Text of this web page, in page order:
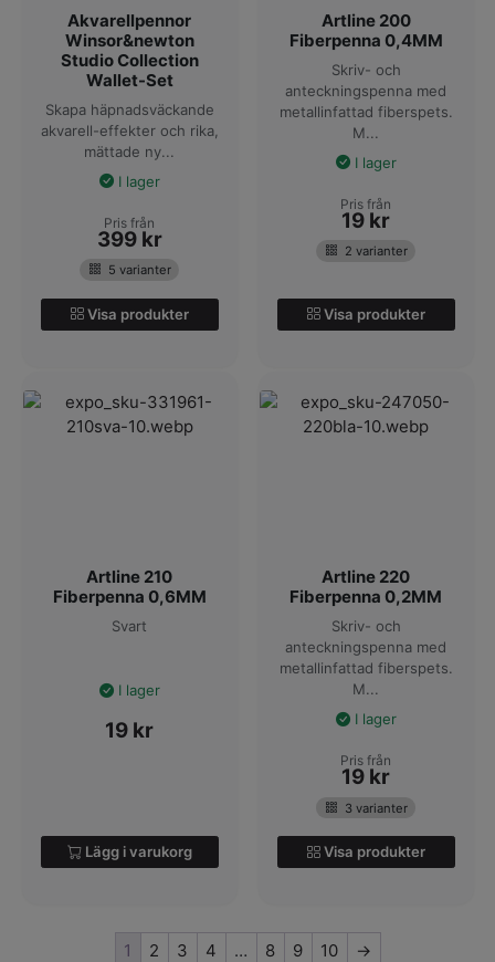
Akvarellpennor
Winsor&newton
Studio Collection
Wallet-Set
Skapa häpnadsväckande
akvarell-effekter och rika,
mättade ny...
I lager
Pris från
399 kr
5 varianter
Visa produkter
Artline 200
Fiberpenna 0,4MM
Skriv- och
anteckningspenna med
metallinfattad fiberspets.
M...
I lager
Pris från
19 kr
2 varianter
Visa produkter
Artline 210
Fiberpenna 0,6MM
Svart
I lager
19 kr
Lägg i varukorg
Artline 220
Fiberpenna 0,2MM
Skriv- och
anteckningspenna med
metallinfattad fiberspets.
M...
I lager
Pris från
19 kr
3 varianter
Visa produkter
1 2 3 4 … 8 9 10 →